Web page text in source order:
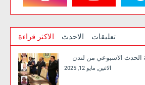
الاكثر قراءة الاحدث تعليقات
الاثنين, مايو 12, 2025